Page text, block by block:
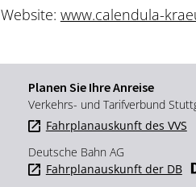
Website: www.calendula-
Planen Sie Ihre Anreise
Verkehrs- und Tarifverbund
Fahrplanauskunft des VVS
Deutsche Bahn AG
Fahrplanauskunft der DB